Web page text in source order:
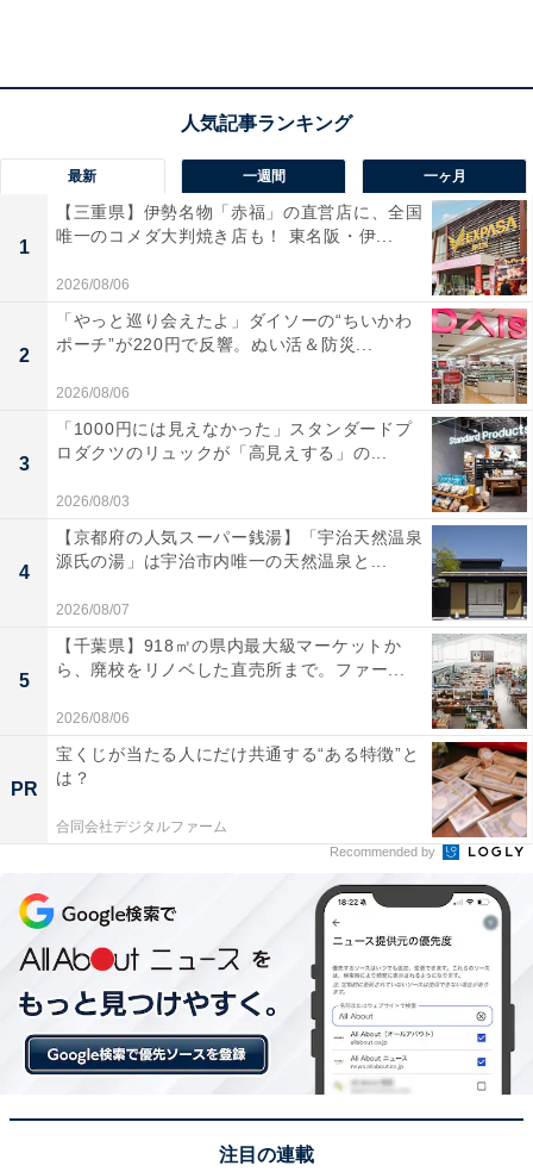
イースターとは、キリスト教圏では大切なイベントで、
十字架にかけられて亡くなったキリストが、その3日目
に復活したことを祝う「復活祭」のこと。春を告げるお
祭りとして、盛大に祝う習慣がある。「春分の日の後
の、最初の満月の次の日曜日」がイースターで、2018年
は4月1日がその日に当たる。
広報担当者は「Colofleu（コロフル）とは、色とりどり
（Couleur）とお花（Fleur）を合わせた造語です。近
年、日本にも馴染んできたイースターを祝うケーキです
が、新生活のイベント、ホームパーティーの手土産にも
おすすめです」とコメントしている。
■Colofleu（コロフル）
期間：2018年4月1日～4月30日(月)
場所：横浜ベイシェラトン ホテル＆タワーズ 地下1階ペ
ストリーショップ「ドーレ」
価格：2484円（税込）
サイズ：直径12cm（4号）※2～4人前
予約・問い合わせ：ペストリーショップ「ドーレ」045-
411-1354（平日8:00～20:00、土日祝10:00～20:00）
URL：ペストリーショップ「ドーレ」
【関連記事】
エイプリルフールにはホテルニューグランドの「ポワソ
ンダブリル」を
「お花見パウンドケーキセット」横浜ロイヤルパークホ
テルで限定発売
最新 一週間 一ヶ月
1
【三重県】伊勢名物「赤福」の直営店に、全国
唯一のコメダ大判焼き店も！ 東名阪・伊...
2026/08/06
2
「やっと巡り会えたよ」ダイソーの“ちいかわ
ポーチ”が220円で反響。ぬい活＆防災...
2026/08/06
3
「1000円には見えなかった」スタンダードプ
ロダクツのリュックが「高見えする」の...
2026/08/03
4
【京都府の人気スーパー銭湯】「宇治天然温泉
源氏の湯」は宇治市内唯一の天然温泉と...
2026/08/07
5
【千葉県】918㎡の県内最大級マーケットか
ら、廃校をリノベした直売所まで。ファー...
2026/08/06
PR
宝くじが当たる人にだけ共通する“ある特徴”と
は？
合同会社デジタルファーム
Recommended by
注目の連載